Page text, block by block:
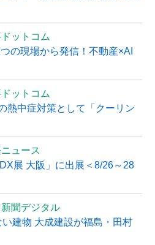
ットコム
の現場から発信！不動産×AI
ットコム
熱中症対策として「クーリン
ュース
展 大阪」に出展＜8/26～28
聞デジタル
建物 大成建設が福島・田村